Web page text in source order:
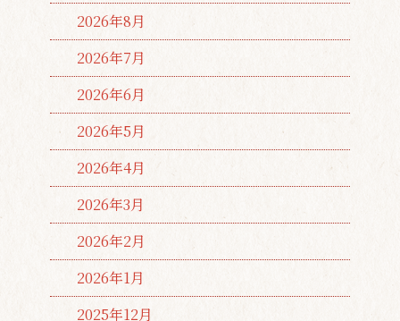
2026年8月
2026年7月
2026年6月
2026年5月
2026年4月
2026年3月
2026年2月
2026年1月
2025年12月